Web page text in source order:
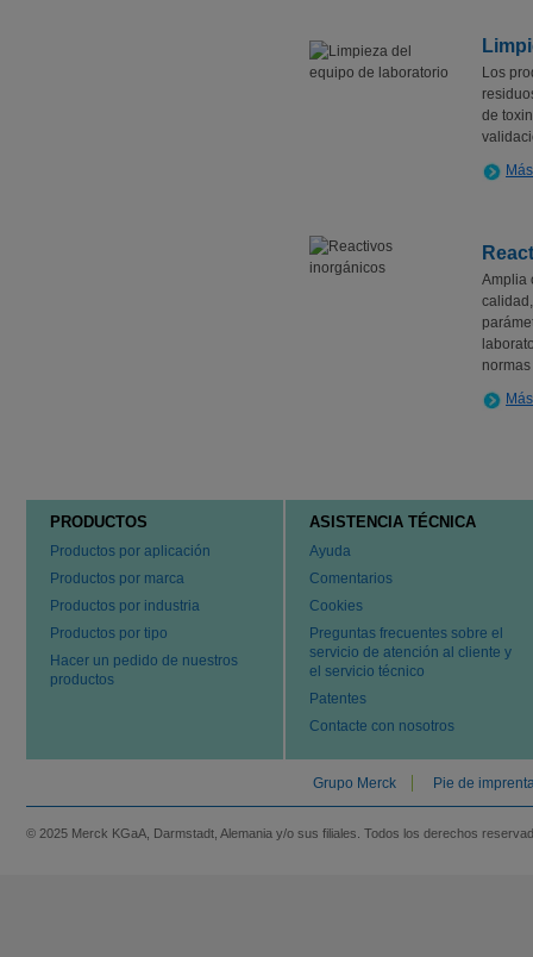
Los
de
Amplia
PRODUCTOS
Productos por aplicación
Productos por marca
Productos por industria
Productos por tipo
Hacer un pedido de nuestros
productos
ASISTENCIA TÉCNICA
Ayuda
Comentarios
Cookies
Preguntas frecuentes sobre el
servicio de atención al cliente y
el servicio técnico
Patentes
Contacte con nosotros
Grupo Merck Pie de
© 2025 Merck KGaA, Darmstadt, Alemania y/o sus filiales. Todos los derechos